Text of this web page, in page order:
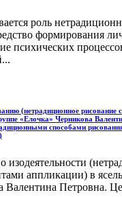
роль
формирования
психических
(нетрадиционное рисование
«Елочка» Черникова
способами
изодеятельности
аппликации) в
Валентина Петровна.